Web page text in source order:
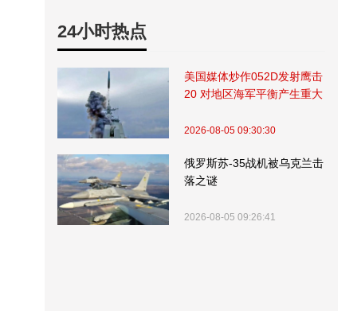
24小时热点
美国媒体炒作052D发射鹰击
20 对地区海军平衡产生重大
2026-08-05 09:30:30
俄罗斯苏-35战机被乌克兰击
落之谜
2026-08-05 09:26:41